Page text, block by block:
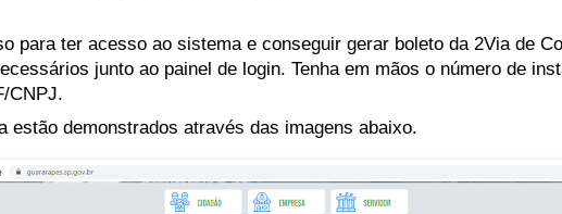
para ter acesso ao sistema e conseguir gerar boleto da 2Via de
junto ao painel de login. Tenha em mãos o número de
CNPJ.
estão demonstrados através das imagens abaixo.